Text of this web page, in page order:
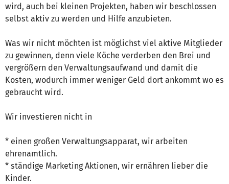
wird, auch bei kleinen Projekten, haben wir beschlossen
selbst aktiv zu werden und Hilfe anzubieten.
Was wir nicht möchten ist möglichst viel aktive Mitglieder
zu gewinnen, denn viele Köche verderben den Brei und
vergrößern den Verwaltungsaufwand und damit die
Kosten, wodurch immer weniger Geld dort ankommt wo es
gebraucht wird.
Wir investieren nicht in
* einen großen Verwaltungsapparat, wir arbeiten
ehrenamtlich.
* ständige Marketing Aktionen, wir ernähren lieber die
Kinder.